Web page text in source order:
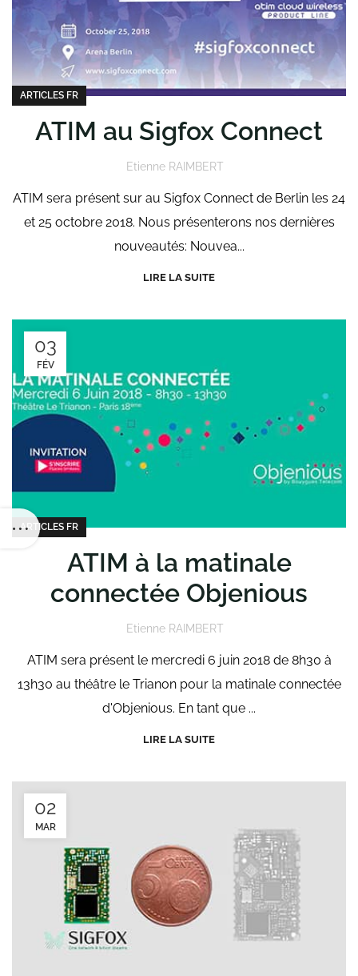
ARTICLES FR
ATIM au Sigfox Connect
Etienne RAIMBERT
ATIM sera présent sur au Sigfox Connect de Berlin les 24
et 25 octobre 2018. Nous présenterons nos dernières
nouveautés: Nouvea...
LIRE LA SUITE
03
FÉV
ARTICLES FR
ATIM à la matinale
connectée Objenious
Etienne RAIMBERT
ATIM sera présent le mercredi 6 juin 2018 de 8h30 à
13h30 au théâtre le Trianon pour la matinale connectée
d'Objenious. En tant que ...
LIRE LA SUITE
02
MAR